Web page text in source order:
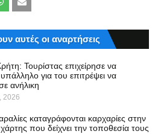
αυτές οι αναρτήσεις
Τουρίστας επιχείρησε να
υπάλληλο για του επιτρέψει να
ανήλικη
2026
καταγράφονται καρχαρίες στην
που δείχνει την τοποθεσία τους